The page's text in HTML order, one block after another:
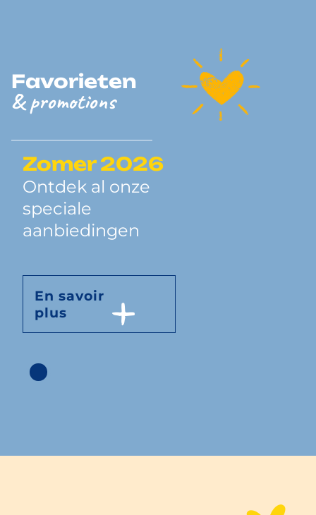
Favorieten
& promotions
Zomer 2026
Ontdek al onze
speciale
aanbiedingen
En savoir
plus